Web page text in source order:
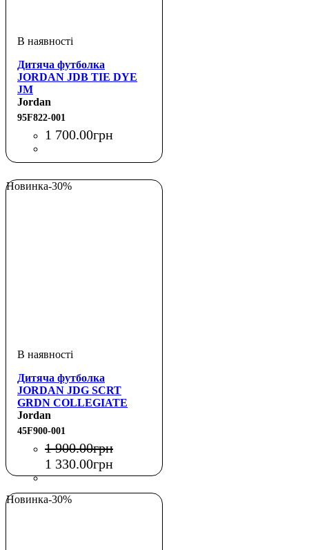
Дитяча футболка
JORDAN JDB TIE DYE
JM
Jordan
95F822-001
1 700.00грн
Новинка-30%
Дитяча футболка
JORDAN JDG SCRT
GRDN COLLEGIATE
TEE
Jordan
45F900-001
1 900.00грн
1 330.00грн
Новинка-30%